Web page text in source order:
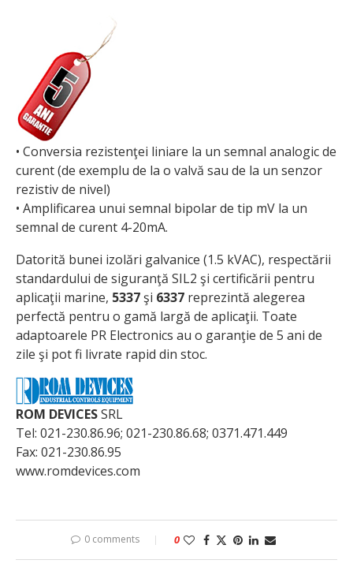
• Conversia rezistenţei liniare la un semnal analogic de
curent (de exemplu de la o valvă sau de la un senzor
rezistiv de nivel)
• Amplificarea unui semnal bipolar de tip mV la un
semnal de curent 4-20mA.
Datorită bunei izolări galvanice (1.5 kVAC), respectării
standardului de siguranţă SIL2 şi certificării pentru
aplicaţii marine, 5337şi 6337 reprezintă alegerea
perfectă pentru o gamă largă de aplicaţii. Toate
adaptoarele PR Electronics au o garanţie de 5 ani de
zile şi pot fi livrate rapid din stoc.
ROM DEVICESSRL
Tel: 021-230.86.96; 021-230.86.68; 0371.471.449
Fax: 021-230.86.95
www.romdevices.com
0 comments 0